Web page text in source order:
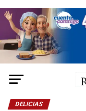
DELICIAS